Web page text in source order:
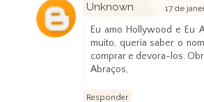
Unknown 17 de
Eu amo Hollywood e Eu
muito, queria saber o
comprar e devora-los.
Abraços,
Responder